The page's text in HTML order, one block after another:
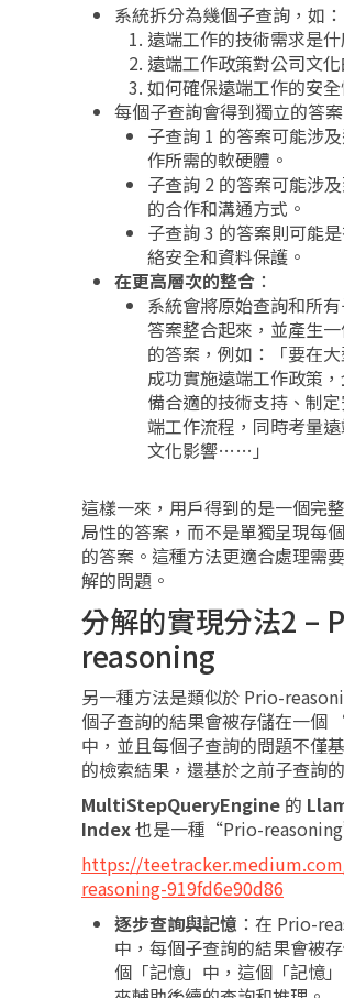
系統拆分為幾個子查詢，如：
遠端工作的技術需求是什
遠端工作政策對公司文化
如何確保遠端工作的安全
每個子查詢會得到獨立的答案
子查詢 1 的答案可能涉
作所需的軟硬體。
子查詢 2 的答案可能涉
的合作和溝通方式。
子查詢 3 的答案則可能
絡安全和資料保護。
在更高層次的整合 ：
系統會將原始查詢和所
答案整合起來，並產生
的答案，例如：「要在
成功實施遠端工作政策
備合適的技術支持、制
端工作流程，同時考量
文化影響……」
這樣一來，用戶得到的是一個完
局性的答案，而不是單獨呈現每
的答案。這種方法更適合處理需
解的問題。
分解的實現分法2 –
reasoning
另一種方法是類似於 Prio-
個子查詢的結果會被存儲在一個
中，並且每個子查詢的問題不僅
的檢索結果，還基於之前子查詢
MultiStepQueryEngine 的
Index也是一種“Prio-
https://
reasoning-919fd6e90d86
逐步查詢與記憶 ：在 Prio-
中，每個子查詢的結果會被
個「記憶」中，這個「記憶